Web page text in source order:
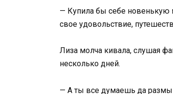
— Купила бы себе новенькую
свое удовольствие,
Лиза молча кивала, слушая
несколько дней.
— А ты все думаешь да